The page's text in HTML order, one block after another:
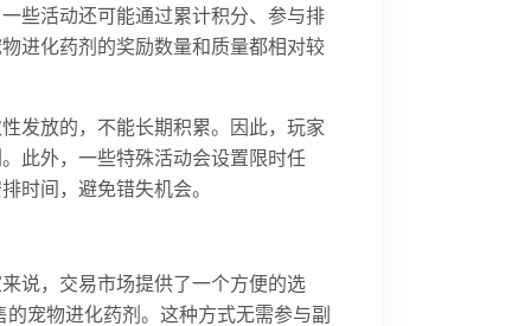
些活动还可能通过累计积分、参与排
进化药剂的奖励数量和质量都相对较
发放的，不能长期积累。因此，玩家
此外，一些特殊活动会设置限时任
时间，避免错失机会。
说，交易市场提供了一个方便的选
的宠物进化药剂。这种方式无需参与副